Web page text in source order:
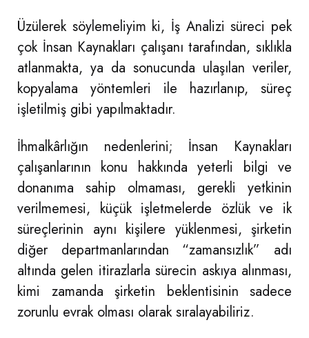
Üzülerek söylemeliyim ki, İş Analizi süreci pek
çok İnsan Kaynakları çalışanı tarafından, sıklıkla
atlanmakta, ya da sonucunda ulaşılan veriler,
kopyalama yöntemleri ile hazırlanıp, süreç
işletilmiş gibi yapılmaktadır.
İhmalkârlığın nedenlerini; İnsan Kaynakları
çalışanlarının konu hakkında yeterli bilgi ve
donanıma sahip olmaması, gerekli yetkinin
verilmemesi, küçük işletmelerde özlük ve ik
süreçlerinin aynı kişilere yüklenmesi, şirketin
diğer departmanlarından “zamansızlık” adı
altında gelen itirazlarla sürecin askıya alınması,
kimi zamanda şirketin beklentisinin sadece
zorunlu evrak olması olarak sıralayabiliriz.